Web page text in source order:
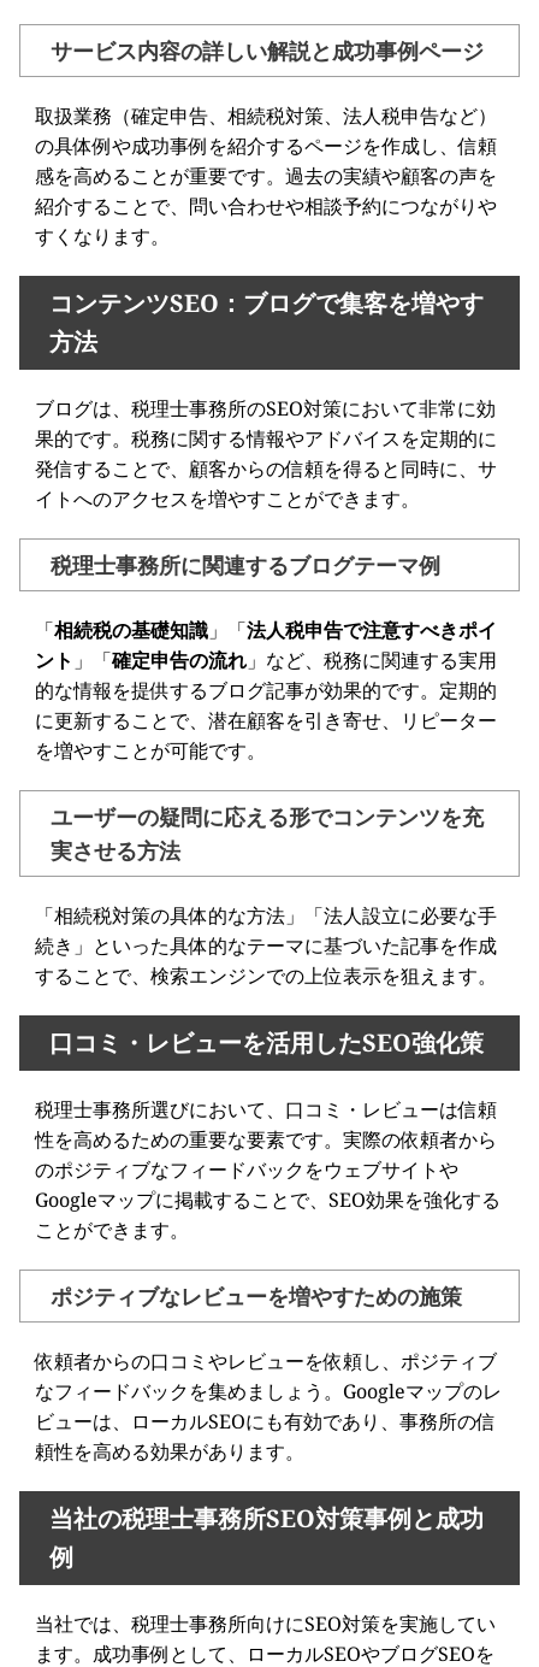
サービス内容の詳しい解説と成功事例ページ
取扱業務（確定申告、相続税対策、法人税申告など）
の具体例や成功事例を紹介するページを作成し、信頼
感を高めることが重要です。過去の実績や顧客の声を
紹介することで、問い合わせや相談予約につながりや
すくなります。
コンテンツSEO：ブログで集客を増やす
方法
ブログは、税理士事務所のSEO対策において非常に効
果的です。税務に関する情報やアドバイスを定期的に
発信することで、顧客からの信頼を得ると同時に、サ
イトへのアクセスを増やすことができます。
税理士事務所に関連するブログテーマ例
「相続税の基礎知識 」「法人税申告で注意すべきポイ
ント 」「確定申告の流れ 」など、税務に関連する実用
的な情報を提供するブログ記事が効果的です。定期的
に更新することで、潜在顧客を引き寄せ、リピーター
を増やすことが可能です。
ユーザーの疑問に応える形でコンテンツを充
実させる方法
「相続税対策の具体的な方法」「法人設立に必要な手
続き」といった具体的なテーマに基づいた記事を作成
することで、検索エンジンでの上位表示を狙えます。
口コミ・レビューを活用したSEO強化策
税理士事務所選びにおいて、口コミ・レビューは信頼
性を高めるための重要な要素です。実際の依頼者から
のポジティブなフィードバックをウェブサイトや
Googleマップに掲載することで、SEO効果を強化する
ことができます。
ポジティブなレビューを増やすための施策
依頼者からの口コミやレビューを依頼し、ポジティブ
なフィードバックを集めましょう。Googleマップのレ
ビューは、ローカルSEOにも有効であり、事務所の信
頼性を高める効果があります。
当社の税理士事務所SEO対策事例と成功
例
当社では、税理士事務所向けにSEO対策を実施してい
ます。成功事例として、ローカルSEOやブログSEOを